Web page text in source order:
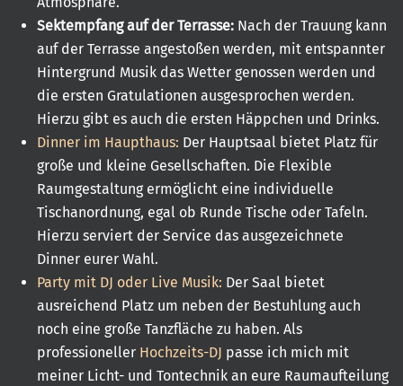
Sektempfang auf der Terrasse: Nach der Trauung kann
auf der Terrasse angestoßen werden, mit entspannter
Hintergrund Musik das Wetter genossen werden und
die ersten Gratulationen ausgesprochen werden.
Hierzu gibt es auch die ersten Häppchen und Drinks.
Dinner im Haupthaus: Der Hauptsaal bietet Platz für
große und kleine Gesellschaften. Die Flexible
Raumgestaltung ermöglicht eine individuelle
Tischanordnung, egal ob Runde Tische oder Tafeln.
Hierzu serviert der Service das ausgezeichnete
Dinner eurer Wahl.
Party mit DJ oder Live Musik: Der Saal bietet
ausreichend Platz um neben der Bestuhlung auch
noch eine große Tanzfläche zu haben. Als
professioneller Hochzeits-DJ passe ich mich mit
meiner Licht- und Tontechnik an eure Raumaufteilung